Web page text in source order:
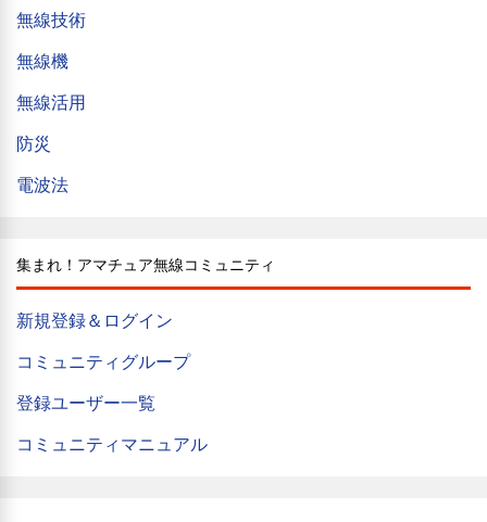
無線技術
無線機
無線活用
防災
電波法
集まれ！アマチュア無線コミュニティ
新規登録＆ログイン
コミュニティグループ
登録ユーザー一覧
コミュニティマニュアル